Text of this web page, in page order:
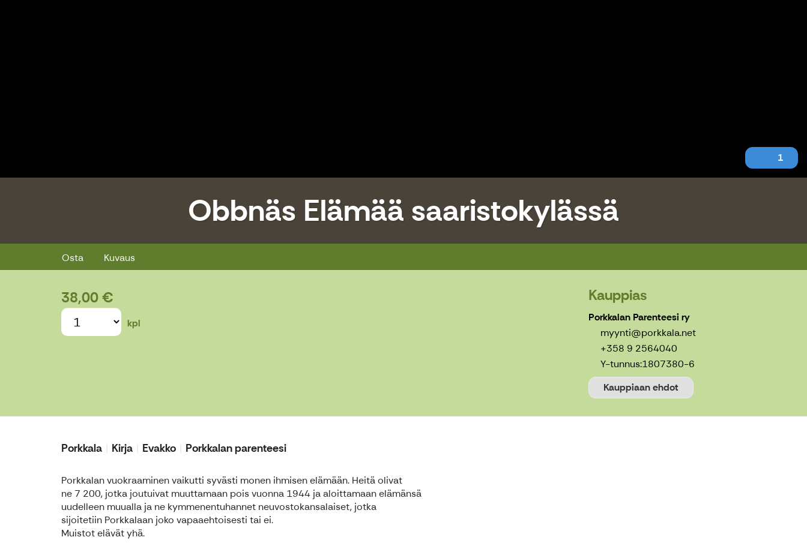
1
Obbnäs Elämää saaristokylässä
Osta Kuvaus
38,00 €
kpl
Kauppias
Porkkalan Parenteesi ry
myynti@porkkala.net
+358 9 2564040
Y-tunnus:1807380-6
Kauppiaan ehdot
Porkkala Kirja Evakko Porkkalan parenteesi
Porkkalan vuokraaminen vaikutti syvästi monen ihmisen elämään. Heitä olivat
ne 7 200, jotka joutuivat muuttamaan pois vuonna 1944 ja aloittamaan elämänsä
uudelleen muualla ja ne kymmenentuhannet neuvostokansalaiset, jotka
sijoitetiin Porkkalaan joko vapaaehtoisesti tai ei.
Muistot elävät yhä.